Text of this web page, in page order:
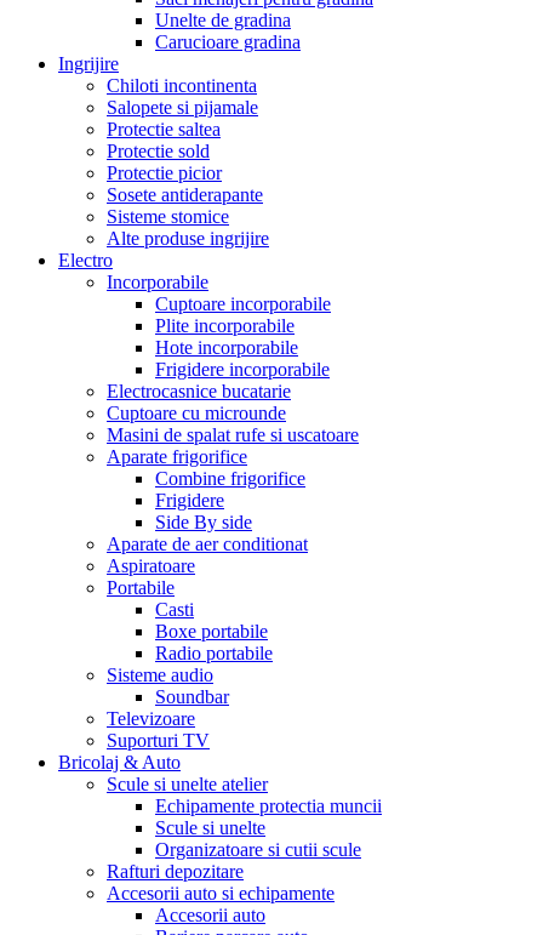
Unelte de gradina
Carucioare gradina
Ingrijire
Chiloti incontinenta
Salopete si pijamale
Protectie saltea
Protectie sold
Protectie picior
Sosete antiderapante
Sisteme stomice
Alte produse ingrijire
Electro
Incorporabile
Cuptoare incorporabile
Plite incorporabile
Hote incorporabile
Frigidere incorporabile
Electrocasnice bucatarie
Cuptoare cu microunde
Masini de spalat rufe si uscatoare
Aparate frigorifice
Combine frigorifice
Frigidere
Side By side
Aparate de aer conditionat
Aspiratoare
Portabile
Casti
Boxe portabile
Radio portabile
Sisteme audio
Soundbar
Televizoare
Suporturi TV
Bricolaj & Auto
Scule si unelte atelier
Echipamente protectia muncii
Scule si unelte
Organizatoare si cutii scule
Rafturi depozitare
Accesorii auto si echipamente
Accesorii auto